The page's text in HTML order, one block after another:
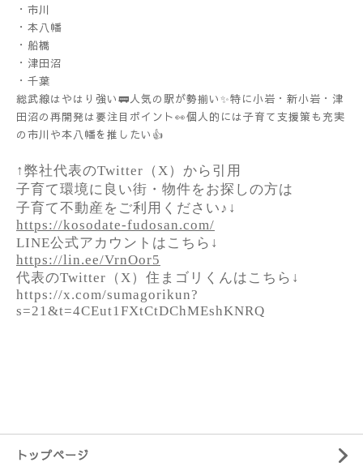
・市川
・本八幡
・船橋
・津田沼
・千葉
総武線はやはり強い🚃人気の駅が勢揃い✨特に小岩・新小岩・津
田沼の再開発は要注目ポイント👀個人的には子育て支援策も充実
の市川や本八幡を推したい👍
↑弊社代表のTwitter（X）から引用
子育て環境に良い街・物件をお探しの方は
子育て不動産をご利用ください♪↓
https://kosodate-fudosan.com/
LINE公式アカウントはこちら↓
https://lin.ee/VrnOor5
代表のTwitter（X）住まゴリくんはこちら↓
https://x.com/sumagorikun?
s=21&t=4CEut1FXtCtDChMEshKNRQ
トップページ